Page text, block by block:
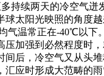
持续两天的冷空气
太阳光映照的角度
温常正在-40℃以下
加强到必然程度时
后，冷空气又从头
应时形成大范畴的